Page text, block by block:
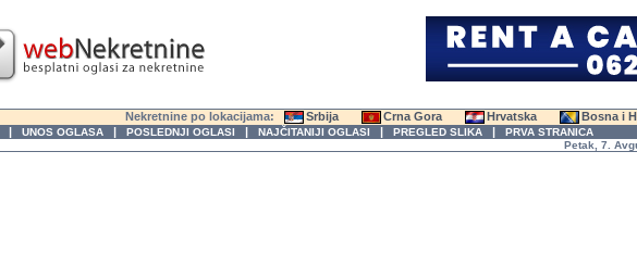
Nekretnine po lokacijama: Srbija Crna Gora Hrvatska Bosna i
| UNOS OGLASA | POSLEDNJI OGLASI | NAJČITANIJI OGLASI | PREGLED SLIKA | PRVA STRANICA
Petak, 7. Avgust